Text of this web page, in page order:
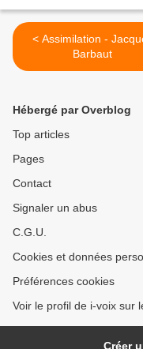
< Assimilation - Jacques
Barbaut
Hébergé par Overblog
Top articles
Pages
Contact
Signaler un abus
C.G.U.
Cookies et données
Préférences cookies
Voir le profil de i-voix sur
Créer